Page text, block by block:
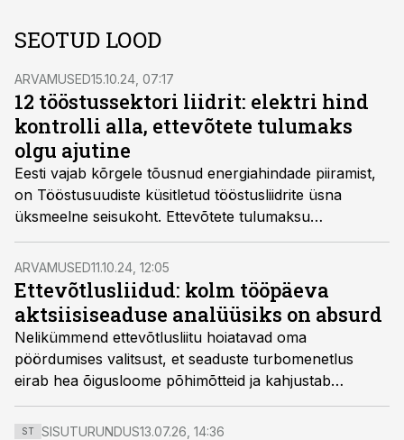
SEOTUD LOOD
ARVAMUSED15.10.24, 07:17
12 tööstussektori liidrit: elektri hind
kontrolli alla, ettevõtete tulumaks
olgu ajutine
Eesti vajab kõrgele tõusnud energiahindade piiramist,
on Tööstusuudiste küsitletud tööstusliidrite üsna
üksmeelne seisukoht. Ettevõtete tulumaksu
kehtestamine on arusaadav, kuid selle ajutisuses
kaheldakse tugevalt.
ARVAMUSED11.10.24, 12:05
Ettevõtlusliidud: kolm tööpäeva
aktsiisiseaduse analüüsiks on absurd
Nelikümmend ettevõtlusliitu hoiatavad oma
pöördumises valitsust, et seaduste turbomenetlus
eirab hea õigusloome põhimõtteid ja kahjustab
majandust.
ST SISUTURUNDUS13.07.26, 14:36